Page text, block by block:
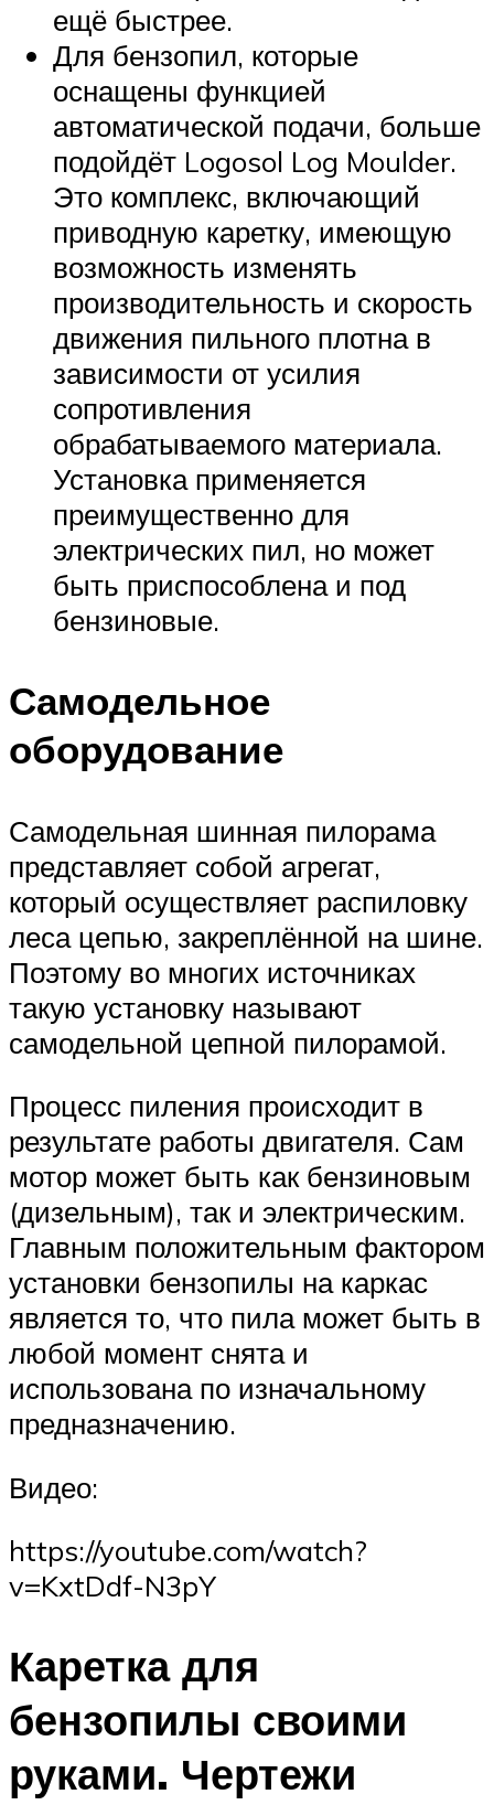
ещё быстрее.
Для бензопил, которые
оснащены функцией
автоматической подачи, больше
подойдёт Logosol Log Moulder.
Это комплекс, включающий
приводную каретку, имеющую
возможность изменять
производительность и скорость
движения пильного плотна в
зависимости от усилия
сопротивления
обрабатываемого материала.
Установка применяется
преимущественно для
электрических пил, но может
быть приспособлена и под
бензиновые.
Самодельное
оборудование
Самодельная шинная пилорама
представляет собой агрегат,
который осуществляет распиловку
леса цепью, закреплённой на шине.
Поэтому во многих источниках
такую установку называют
самодельной цепной пилорамой.
Процесс пиления происходит в
результате работы двигателя. Сам
мотор может быть как бензиновым
(дизельным), так и электрическим.
Главным положительным фактором
установки бензопилы на каркас
является то, что пила может быть в
любой момент снята и
использована по изначальному
предназначению.
Видео:
https://youtube.com/watch?
v=KxtDdf-N3pY
Каретка для
бензопилы своими
руками. Чертежи